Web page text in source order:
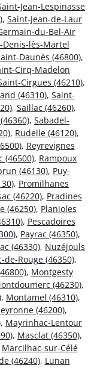
Jean-Lespinasse
, Saint-Jean-de-Laur
du-Bel-Air
Denis-lès-Martel
Daunès (46800),
Cirq-Madelon
Cirgues (46210),
(46310), Saint-
, Saillac (46260),
, Sabadel-
, Rudelle (46120),
, Reyrevignes
(46500), Rampoux
(46130), Puy-
, Promilhanes
(46220), Pradines
(46250), Planioles
, Pescadoires
, Payrac (46350),
(46330), Nuzéjouls
de-Rouge (46350),
, Montgesty
(46230),
, Montamel (46310),
(46200),
, Mayrinhac-Lentour
, Masclat (46350),
Marcilhac-sur-Célé
(46240), Lunan